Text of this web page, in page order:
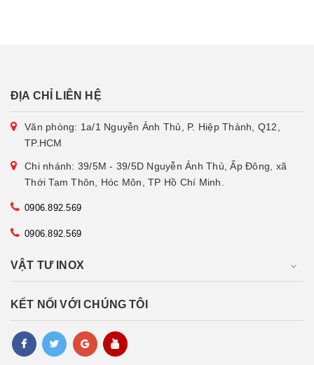
ĐỊA CHỈ LIÊN HỆ
Văn phòng: 1a/1 Nguyễn Ảnh Thủ, P. Hiệp Thành, Q12,
TP.HCM
Chi nhánh: 39/5M - 39/5D Nguyễn Ảnh Thủ, Ấp Đông, xã
Thới Tam Thôn, Hóc Môn, TP Hồ Chí Minh.
0906.892.569
0906.892.569
VẬT TƯ INOX
KẾT NỐI VỚI CHÚNG TÔI